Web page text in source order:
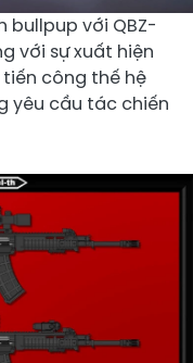
bullpup với QBZ-
với sự xuất hiện
tiến công thế hệ
yêu cầu tác chiến